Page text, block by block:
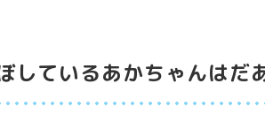
しているあかちゃんはだ